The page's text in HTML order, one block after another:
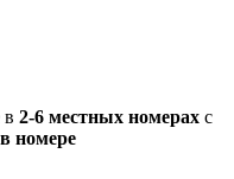
в 2-6 местных номерах с
в номере